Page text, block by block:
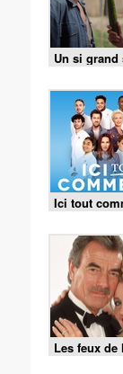
Un si grand
Ici tout
Les feux de